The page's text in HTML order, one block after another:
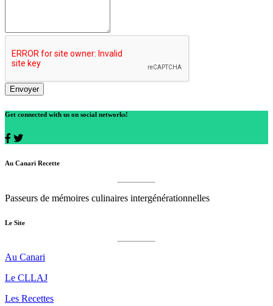
Envoyer
Get connected with us on social networks!
Au Canari Recette
Passeurs de mémoires culinaires intergénérationnelles
Le Site
Au Canari
Le CLLAJ
Les Recettes